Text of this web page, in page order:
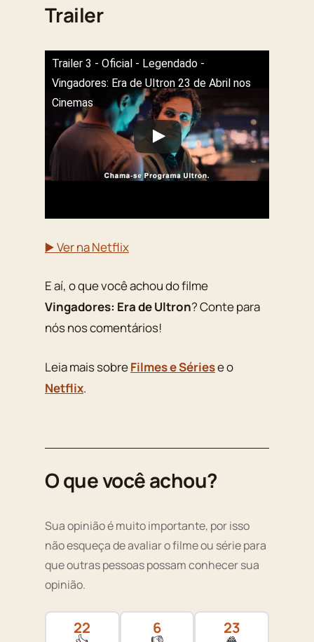
Trailer
Trailer 3 - Oficial - Legendado -
Vingadores: Era de Ultron 23 de Abril nos
Cinemas
▶️ Ver na Netflix
E aí, o que você achou do filme
Vingadores: Era de Ultron? Conte para
nós nos comentários!
Leia mais sobreFilmes e Sériese o
Netflix.
O que você achou?
Sua opinião é muito importante, por isso
não esqueça de avaliar o filme ou série para
que outras pessoas possam conhecer sua
opinião.
22 6 23